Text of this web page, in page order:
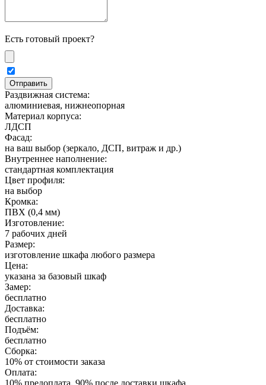
Есть готовый проект?
Раздвижная система:
алюминиевая, нижнеопорная
Материал корпуса:
ЛДСП
Фасад:
на ваш выбор (зеркало, ДСП, витраж и др.)
Внутреннее наполнение:
стандартная комплектация
Цвет профиля:
на выбор
Кромка:
ПВХ (0,4 мм)
Изготовление:
7 рабочих дней
Размер:
изготовление шкафа любого размера
Цена:
указана за базовый шкаф
Замер:
бесплатно
Доставка:
бесплатно
Подъём:
бесплатно
Сборка:
10% от стоимости заказа
Оплата:
10% предоплата, 90% после доставки шкафа